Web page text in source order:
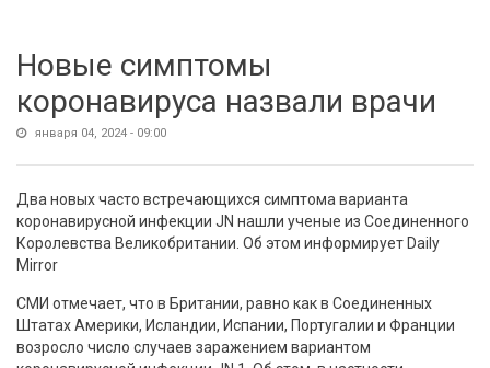
Новые симптомы
коронавируса назвали врачи
января 04, 2024 - 09:00
Два новых часто встречающихся симптома варианта
коронавирусной инфекции JN нашли ученые из Соединенного
Королевства Великобритании. Об этом информирует Daily
Mirror
СМИ отмечает, что в Британии, равно как в Соединенных
Штатах Америки, Исландии, Испании, Португалии и Франции
возросло число случаев заражением вариантом